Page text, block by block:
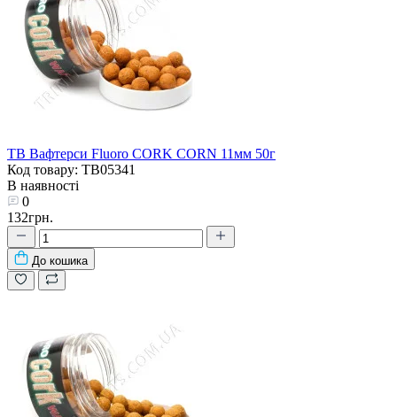
TB Вафтерси Fluoro CORK CORN 11мм 50г
Код товару: TB05341
В наявності
0
132грн.
До кошика